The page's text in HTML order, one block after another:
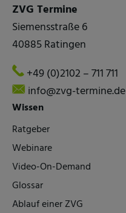
ZVG Termine
Siemensstraße 6
40885 Ratingen
+49 (0)2102 – 711 711
info@zvg-termine.de
Wissen
Ratgeber
Webinare
Video-On-Demand
Glossar
Ablauf einer ZVG